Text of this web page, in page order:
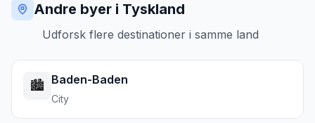
Andre byer i Tyskland
Udforsk flere destinationer i samme land
🏙️ Baden-Baden
City